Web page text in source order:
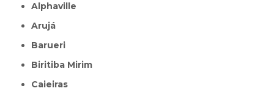
Alphaville
Arujá
Barueri
Biritiba Mirim
Caieiras